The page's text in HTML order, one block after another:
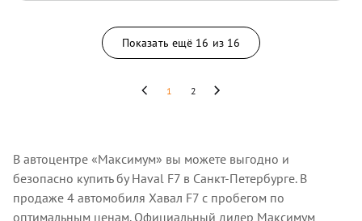
Показать ещё 16 из 16
1 2
В автоцентре «Максимум» вы можете выгодно и
безопасно купить бу Haval F7 в Санкт-Петербурге. В
продаже 4 автомобиля Хавал F7 с пробегом по
оптимальным ценам. Официальный дилер Максимум